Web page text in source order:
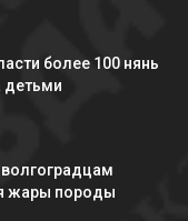
более 100 нянь
детьми
жары породы